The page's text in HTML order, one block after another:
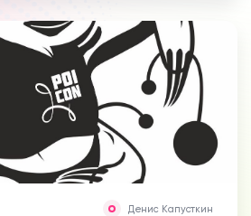
Денис Капусткин